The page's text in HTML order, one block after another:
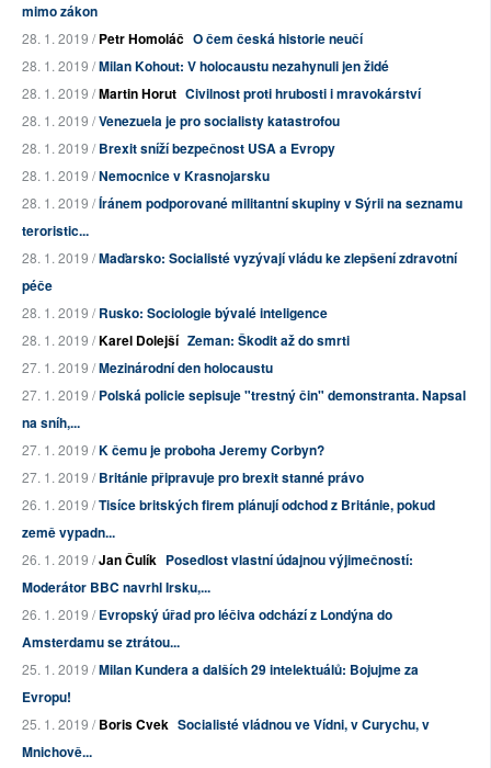
mimo zákon
28. 1. 2019 /Petr Homoláč O čem česká historie neučí
28. 1. 2019 /Milan Kohout: V holocaustu nezahynuli jen židé
28. 1. 2019 /Martin Horut Civilnost proti hrubosti i mravokárství
28. 1. 2019 /Venezuela je pro socialisty katastrofou
28. 1. 2019 /Brexit sníží bezpečnost USA a Evropy
28. 1. 2019 /Nemocnice v Krasnojarsku
28. 1. 2019 /Íránem podporované militantní skupiny v Sýrii na seznamu
teroristic...
28. 1. 2019 /Maďarsko: Socialisté vyzývají vládu ke zlepšení zdravotní
péče
28. 1. 2019 /Rusko: Sociologie bývalé inteligence
28. 1. 2019 /Karel Dolejší Zeman: Škodit až do smrti
27. 1. 2019 /Mezinárodní den holocaustu
27. 1. 2019 /Polská policie sepisuje "trestný čin" demonstranta. Napsal
na sníh,...
27. 1. 2019 /K čemu je proboha Jeremy Corbyn?
27. 1. 2019 /Británie připravuje pro brexit stanné právo
26. 1. 2019 /Tisíce britských firem plánují odchod z Británie, pokud
země vypadn...
26. 1. 2019 /Jan Čulík Posedlost vlastní údajnou výjimečností:
Moderátor BBC navrhl Irsku,...
26. 1. 2019 /Evropský úřad pro léčiva odchází z Londýna do
Amsterdamu se ztrátou...
25. 1. 2019 /Milan Kundera a dalších 29 intelektuálů: Bojujme za
Evropu!
25. 1. 2019 /Boris Cvek Socialisté vládnou ve Vídni, v Curychu, v
Mnichově...